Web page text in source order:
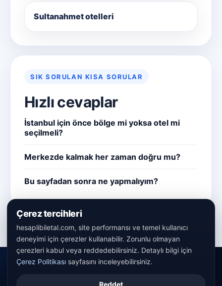
Sultanahmet otelleri
SIK SORULAN KISA SORULAR
Hızlı cevaplar
İstanbul için önce bölge mi yoksa otel mi
seçilmeli?
Merkezde kalmak her zaman doğru mu?
Bu sayfadan sonra ne yapmalıyım?
Çerez tercihleri
hesaplibiletal.com, site performansı ve temel kullanıcı
deneyimi için çerezler kullanabilir. Zorunlu olmayan
çerezleri kabul veya reddedebilirsiniz. Detaylı bilgi için
Çerez Politikası sayfasını inceleyebilirsiniz.
Reddet